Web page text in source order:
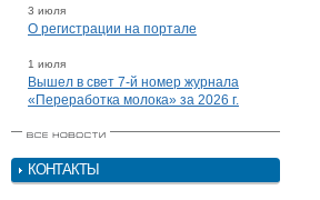
3 июля
О регистрации на портале
1 июля
Вышел в свет 7-й номер журнала
«Переработка молока» за 2026 г.
КОНТАКТЫ